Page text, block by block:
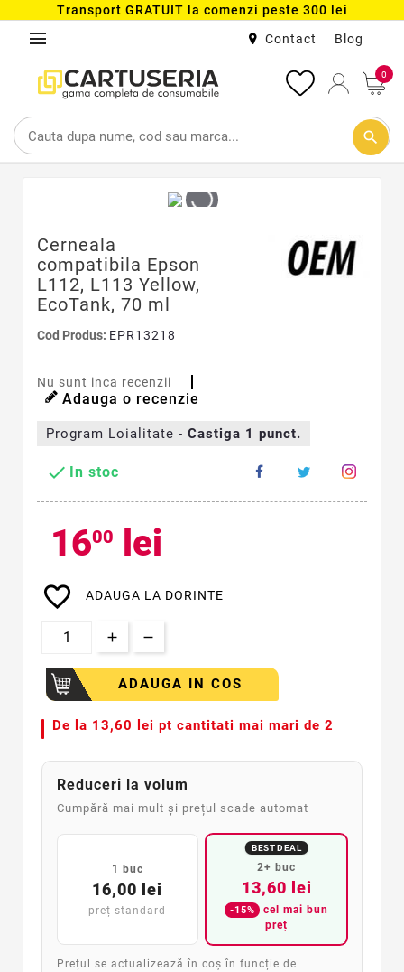
Transport GRATUIT la comenzi peste 300 lei
menu Contact Blog
0
search
Cerneala
compatibila Epson
L112, L113 Yellow,
EcoTank, 70 ml
Cod Produs: EPR13218
Nu sunt inca recenzii
Adauga o recenzie
Program Loialitate - Castiga 1 punct.
 In stoc
1600 lei
favorite_border ADAUGA LA DORINTE
ADAUGA IN COS
De la 13,60 lei pt cantitati mai mari de 2
Reduceri la volum
Cumpără mai mult și prețul scade automat
1 buc
16,00 lei
preț standard
BEST DEAL
2+ buc
13,60 lei
-15%
cel mai bun
preț
Prețul se actualizează în coș în funcție de